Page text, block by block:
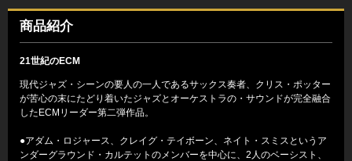
商品紹介
21世紀のECM
現代ジャズ・シーンの要人の一人であるサックス奏者、クリス・ポッター
が苦心の末にたどり着いたジャズとオーケストラの・サウンドが完全融合
したECMリーダー第二弾作品。
●アダム・ロジャース、クレイグ・テイボーン、ネイト・スミスというア
ンダーグラウンド・カルテットのメンバーを中心に、2人のベーシスト、